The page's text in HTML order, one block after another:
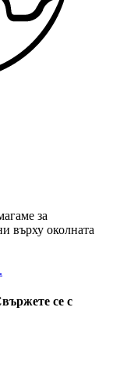
за
върху околната
се с